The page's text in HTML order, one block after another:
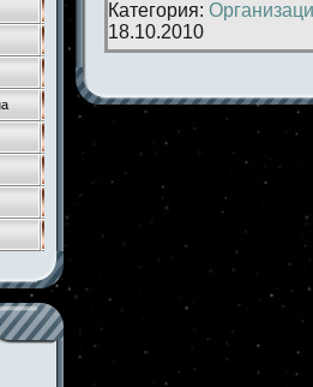
Категория:
18.10.2010